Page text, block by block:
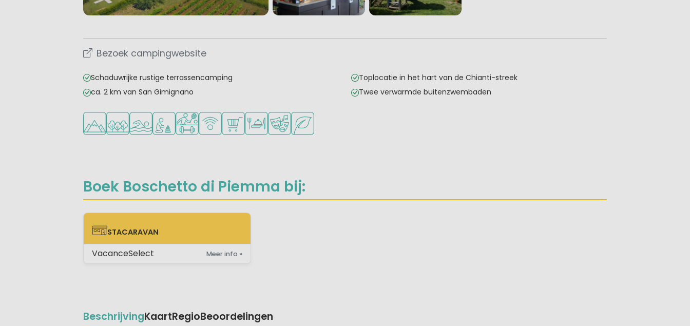
Bezoek campingwebsite
Schaduwrijke rustige terrassencamping
ca. 2 km van San Gimignano
Toplocatie in het hart van de Chianti-streek
Twee verwarmde buitenzwembaden
Ligt in de heuvels/bergen
Ligt in een bosrijke omgeving
Openlucht zwembad
Aanbevolen voor jonge kinderen
Veel mogelijkheden om te sporten
WiFi beschikbaar
Campingwinkel/Supermarkt
Restaurant of pizzeria
Animatieprogramma
Groene ligging
Boek Boschetto di Piemma bij:
STACARAVAN
STACARAVAN
VacanceSelect Meer info »
BeschrijvingKaartRegioBeoordelingen